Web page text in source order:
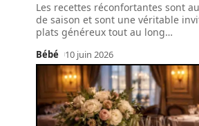
Les recettes réconfortantes sont
de saison et sont une véritable
plats généreux tout au long…
Bébé 10 juin 2026